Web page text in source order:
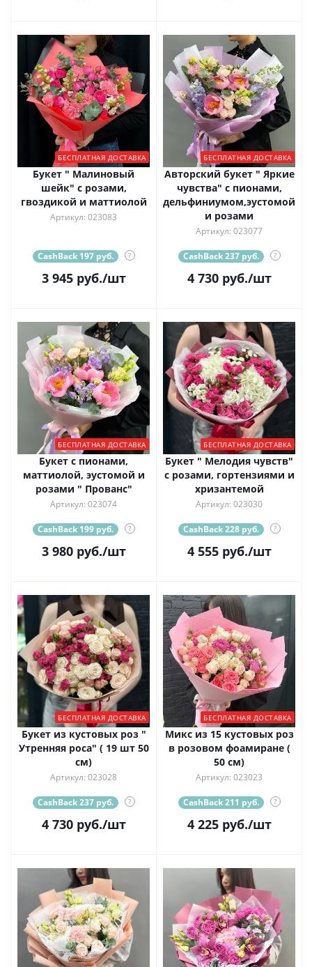
БЕСПЛАТНАЯ ДОСТАВКА
Букет " Малиновый
шейк" с розами,
гвоздикой и маттиолой
Артикул: 023083
CashBack 197 руб. ?
3 945руб./шт
БЕСПЛАТНАЯ ДОСТАВКА
Авторский букет " Яркие
чувства" с пионами,
дельфиниумом,эустомой
и розами
Артикул: 023077
CashBack 237 руб. ?
4 730руб./шт
БЕСПЛАТНАЯ ДОСТАВКА
Букет с пионами,
маттиолой, эустомой и
розами " Прованс"
Артикул: 023074
CashBack 199 руб. ?
3 980руб./шт
БЕСПЛАТНАЯ ДОСТАВКА
Букет " Мелодия чувств"
с розами, гортензиями и
хризантемой
Артикул: 023030
CashBack 228 руб. ?
4 555руб./шт
БЕСПЛАТНАЯ ДОСТАВКА
Букет из кустовых роз "
Утренняя роса" ( 19 шт 50
см)
Артикул: 023028
CashBack 237 руб. ?
4 730руб./шт
БЕСПЛАТНАЯ ДОСТАВКА
Микс из 15 кустовых роз
в розовом фоамиране (
50 см)
Артикул: 023023
CashBack 211 руб. ?
4 225руб./шт